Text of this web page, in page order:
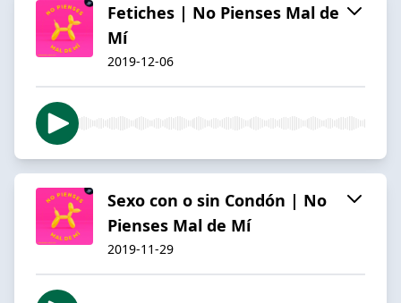
Fetiches | No Pienses Mal de
Mí
2019-12-06
Sexo con o sin Condón | No
Pienses Mal de Mí
2019-11-29